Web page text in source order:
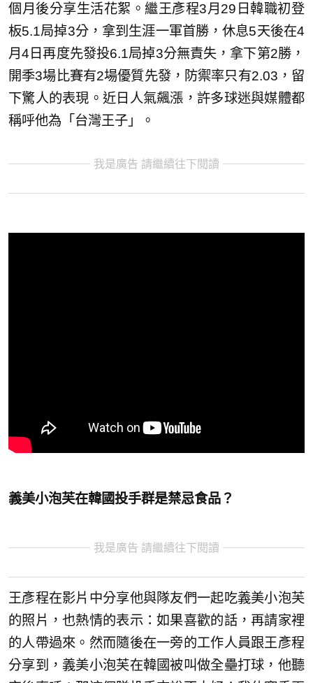
個月後分享生活花絮。繼王彥程3月29日韓職初登
板5.1局掉3分，拿到生涯一軍首勝，休息5天後在4
月4日再度先發投6.1局掉3分無責失，拿下第2勝，
開季3場比賽有2場優質先發，防禦率只有2.03，留
下驚人的表現。近日人氣飆漲，許多球迷與媒體都
稱呼他為「台灣王子」。
我是廣告 請繼續往下閱讀
義美小泡芙在韓國投手群是禁忌食品？
我是廣告 請繼續往下閱讀
王彥程在影片中分享他與隊友們一起吃義美小泡芙
的照片，也熱情的表示：如果喜歡的話，再請家裡
的人帶過來。然而隨後在一旁的工作人員跟王彥程
分享到，義美小泡芙在韓國被叫做全壘打球，他聽